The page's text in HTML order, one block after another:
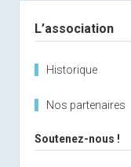
L’association
Historique
Nos partenaires
Soutenez-nous !